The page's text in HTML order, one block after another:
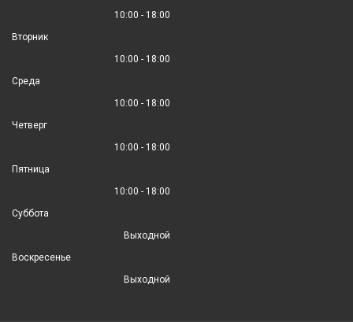
10:00 - 18:00
Вторник
10:00 - 18:00
Среда
10:00 - 18:00
Четверг
10:00 - 18:00
Пятница
10:00 - 18:00
Суббота
Выходной
Воскресенье
Выходной